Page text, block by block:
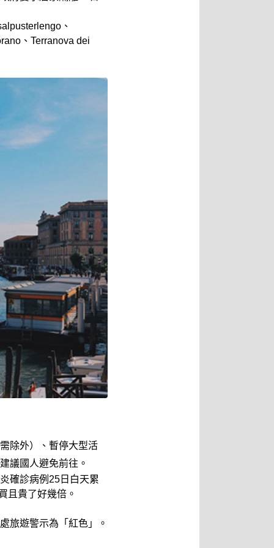
、
、Terranova dei
除外）、暫停大型活
議國人避免前往。
確診病例25日白天累
且貴了好幾倍。
旅遊警示為「紅色」。